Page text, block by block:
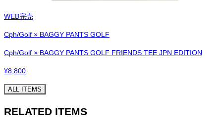
WEB完売
Cph/Golf × BAGGY PANTS GOLF
Cph/Golf × BAGGY PANTS GOLF FRIENDS TEE JPN EDITION
¥8,800
ALL ITEMS
RELATED ITEMS